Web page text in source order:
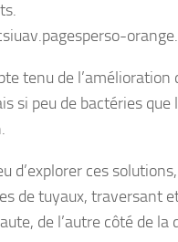
tenu de
si peu de bactéries
d’explorer ces
de tuyaux, traversant
de l’autre côté de la